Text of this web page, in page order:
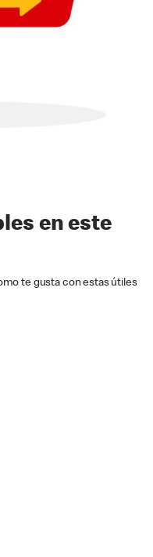
en este
te gusta con estas útiles